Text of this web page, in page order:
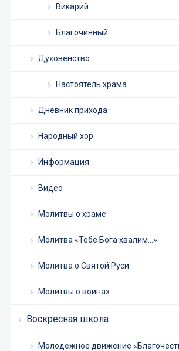
Викарий
Благочинный
Духовенство
Настоятель храма
Дневник прихода
Народный хор
Информация
Видео
Молитвы о храме
Молитва «Тебе Бога хвалим…»
Молитва о Святой Руси
Молитвы о воинах
Воскресная школа
Молодежное движение